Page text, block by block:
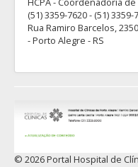
(51) 3359-7620 - (51)
Rua Ramiro Barcelos,
- Porto Alegre - RS
© 2026 Portal Hospital de